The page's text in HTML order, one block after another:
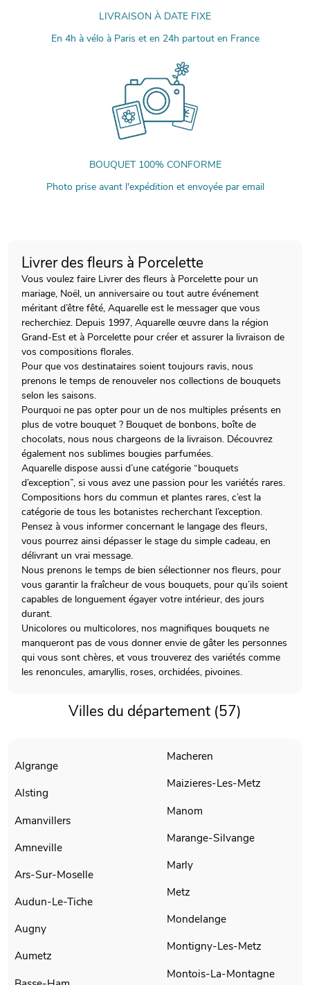
LIVRAISON À DATE FIXE
En 4h à vélo à Paris et en 24h partout en France
BOUQUET 100% CONFORME
Photo prise avant l'expédition et envoyée par email
Livrer des fleurs à Porcelette
Vous voulez faire Livrer des fleurs à Porcelette pour un
mariage, Noël, un anniversaire ou tout autre événement
méritant d’être fêté, Aquarelle est le messager que vous
recherchiez. Depuis 1997, Aquarelle œuvre dans la région
Grand-Est et à Porcelette pour créer et assurer la livraison de
vos compositions florales.
Pour que vos destinataires soient toujours ravis, nous
prenons le temps de renouveler nos collections de bouquets
selon les saisons.
Pourquoi ne pas opter pour un de nos multiples présents en
plus de votre bouquet ? Bouquet de bonbons, boîte de
chocolats, nous nous chargeons de la livraison. Découvrez
également nos sublimes bougies parfumées.
Aquarelle dispose aussi d’une catégorie “bouquets
d’exception”, si vous avez une passion pour les variétés rares.
Compositions hors du commun et plantes rares, c’est la
catégorie de tous les botanistes recherchant l’exception.
Pensez à vous informer concernant le langage des fleurs,
vous pourrez ainsi dépasser le stage du simple cadeau, en
délivrant un vrai message.
Nous prenons le temps de bien sélectionner nos fleurs, pour
vous garantir la fraîcheur de vous bouquets, pour qu’ils soient
capables de longuement égayer votre intérieur, des jours
durant.
Unicolores ou multicolores, nos magnifiques bouquets ne
manqueront pas de vous donner envie de gâter les personnes
qui vous sont chères, et vous trouverez des variétés comme
les renoncules, amaryllis, roses, orchidées, pivoines.
Villes du département (57)
Algrange
Alsting
Amanvillers
Amneville
Ars-Sur-Moselle
Audun-Le-Tiche
Augny
Aumetz
Macheren
Maizieres-Les-Metz
Manom
Marange-Silvange
Marly
Metz
Mondelange
Montigny-Les-Metz
Montois-La-Montagne